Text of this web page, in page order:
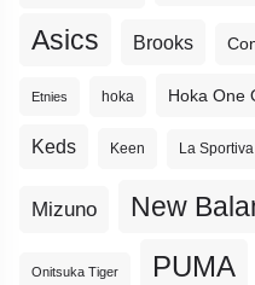
Asics Brooks
Etnies hoka Hoka One
Keds Keen La Sportiva
Mizuno New
Onitsuka Tiger PUMA